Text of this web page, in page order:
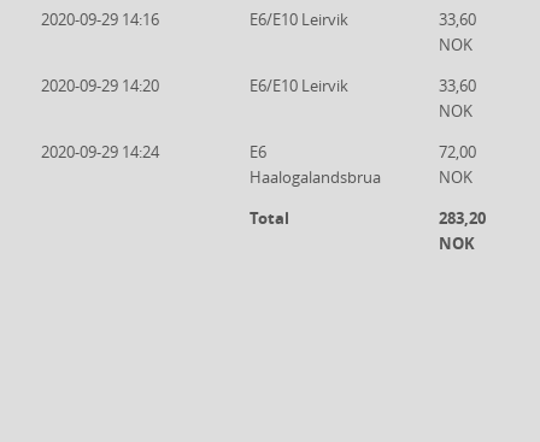
2020-09-29 14:16
E6/E10 Leirvik
33,60
NOK
2020-09-29 14:20
E6/E10 Leirvik
33,60
NOK
2020-09-29 14:24
E6
Haalogalandsbrua
72,00
NOK
Total
283,20
NOK